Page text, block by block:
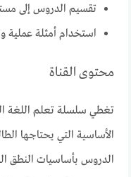
تقسيم الدروس إلى
استخدام أمثلة عملية
محتوى القناة
تغطي سلسلة تعلم اللغة
الأساسية التي يحتاجها
الدروس بأساسيات النطق